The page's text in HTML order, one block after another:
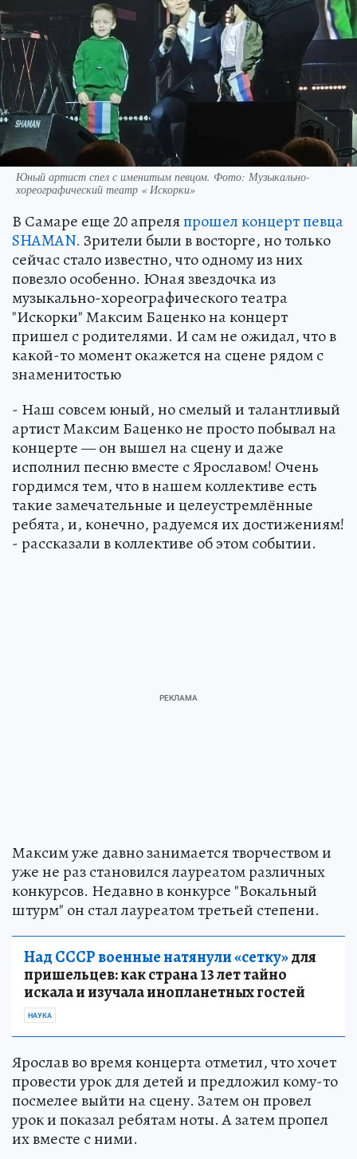
Юный артист спел с именитым певцом. Фото: Музыкально-
хореографический театр « Искорки»
В Самаре еще 20 апреляпрошел концерт певца
SHAMAN. Зрители были в восторге, но только
сейчас стало известно, что одному из них
повезло особенно. Юная звездочка из
музыкально-хореографического театра
"Искорки" Максим Баценко на концерт
пришел с родителями. И сам не ожидал, что в
какой-то момент окажется на сцене рядом с
знаменитостью
- Наш совсем юный, но смелый и талантливый
артист Максим Баценко не просто побывал на
концерте — он вышел на сцену и даже
исполнил песню вместе с Ярославом! Очень
гордимся тем, что в нашем коллективе есть
такие замечательные и целеустремлённые
ребята, и, конечно, радуемся их достижениям!
- рассказали в коллективе об этом событии.
Максим уже давно занимается творчеством и
уже не раз становился лауреатом различных
конкурсов. Недавно в конкурсе "Вокальный
штурм" он стал лауреатом третьей степени.
Над СССР военные натянули «сетку»для
пришельцев: как страна 13 лет тайно
искала и изучала инопланетных гостей
НАУКА
Ярослав во время концерта отметил, что хочет
провести урок для детей и предложил кому-то
посмелее выйти на сцену. Затем он провел
урок и показал ребятам ноты. А затем пропел
их вместе с ними.